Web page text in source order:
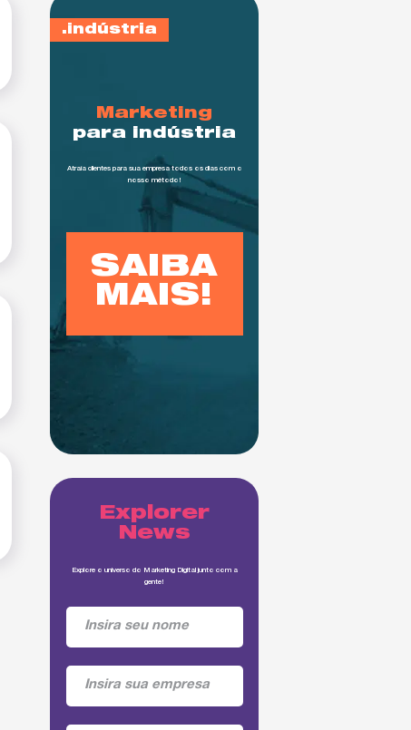
indústria
Marketing
para indústria
Atraía clientes para sua empresa todos os dias com o
nosso método!
SAIBA
MAIS!
Explorer
News
Explore o universo do Marketing Digital junto com a
gente!